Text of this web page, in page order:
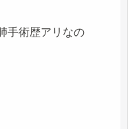
手術歴アリなの